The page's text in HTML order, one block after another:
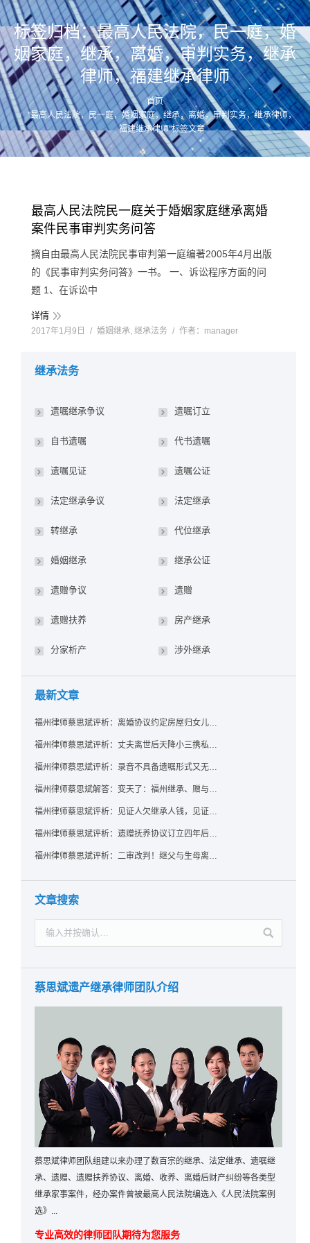
标签归档：最高人民法院，民一庭，婚
姻家庭，继承，离婚，审判实务，继承
律师，福建继承律师
您的位置：
首页
"最高人民法院，民一庭，婚姻家庭，继承，离婚，审判实务，继承律师，
福建继承律师"标签文章
最高人民法院民一庭关于婚姻家庭继承离婚
案件民事审判实务问答
摘自由最高人民法院民事审判第一庭编著2005年4月出版
的《民事审判实务问答》一书。 一、诉讼程序方面的问
题 1、在诉讼中
详情
2017年1月9日 婚姻继承, 继承法务 作者： manager
继承法务
遗嘱继承争议 遗嘱订立
自书遗嘱 代书遗嘱
遗嘱见证 遗嘱公证
法定继承争议 法定继承
转继承 代位继承
婚姻继承 继承公证
遗赠争议 遗赠
遗赠扶养 房产继承
分家析产 涉外继承
最新文章
福州律师蔡思斌评析：离婚协议约定房屋归女儿所有，父亲去世后继母能否拒绝过户？
福州律师蔡思斌评析：丈夫离世后天降小三携私生子争遗产，法院正义判决保住原配80%份额！
福州律师蔡思斌评析：录音不具备遗嘱形式又无法证明赠与意愿——法院：按法定继承处理
福州律师蔡思斌解答：变天了：福州继承、赠与房产转让要收20%个税？福州国税官方回复来了！
福州律师蔡思斌评析：见证人欠继承人钱，见证遗嘱还有效吗？
福州律师蔡思斌评析：遗赠抚养协议订立四年后丧失民事行为能力，协议有效吗？
福州律师蔡思斌评析：二审改判！继父与生母离婚后，曾受其抚养的继子女是否仍享有继承权？
文章搜索
蔡思斌遗产继承律师团队介绍
蔡思斌律师团队组建以来办理了数百宗的继承、法定继承、遗嘱继
承、遗赠、遗赠扶养协议、离婚、收养、离婚后财产纠纷等各类型
继承家事案件，经办案件曾被最高人民法院编选入《人民法院案例
选》...
专业高效的律师团队期待为您服务